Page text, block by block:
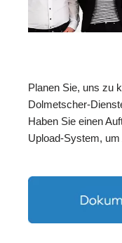
Planen Sie, uns zu
Dolmetscher-
Haben Sie einen
Upload-System,